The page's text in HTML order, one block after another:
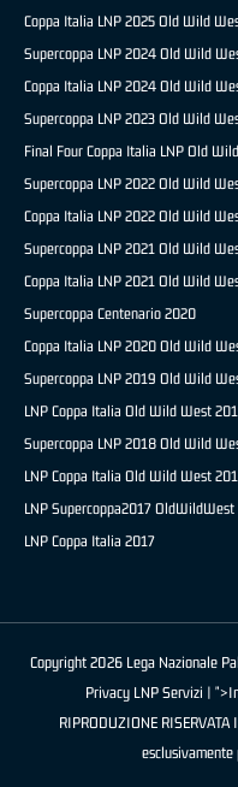
Coppa Italia LNP 2025 Old Wild
Supercoppa LNP 2024 Old Wild
Coppa Italia LNP 2024 Old Wild
Supercoppa LNP 2023 Old Wild
Final Four Coppa Italia LNP Old
Supercoppa LNP 2022 Old Wild
Coppa Italia LNP 2022 Old Wild
Supercoppa LNP 2021 Old Wild
Coppa Italia LNP 2021 Old Wild
Supercoppa Centenario 2020
Coppa Italia LNP 2020 Old Wild
Supercoppa LNP 2019 Old Wild
LNP Coppa Italia Old Wild West
Supercoppa LNP 2018 Old Wild
LNP Coppa Italia Old Wild West
LNP Supercoppa2017 OldWildWest
LNP Coppa Italia 2017
Copyright 2026 Lega Nazionale
Privacy LNP Servizi |
RIPRODUZIONE